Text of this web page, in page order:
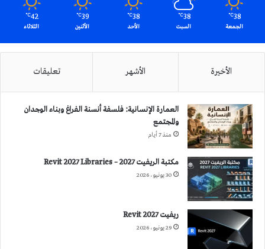
38
℃
الجمعة
38
℃
السبت
38
℃
الأحد
39
℃
الأثنين
42
℃
الثلاثاء
الأخيرة الأشهر تعليقات
العمارة الإنسانية: فلسفة أنسنة الفراغ وبناء الوجدان
والمجتمع
منذ 7 أيام
مكتبة الريفيت 2027 – Revit 2027 Libraries
30 يونيو، 2026
ريفيت 2027 Revit
29 يونيو، 2026